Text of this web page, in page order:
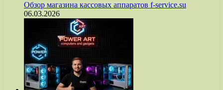
Обзор магазина кассовых аппаратов f-service.su
06.03.2026